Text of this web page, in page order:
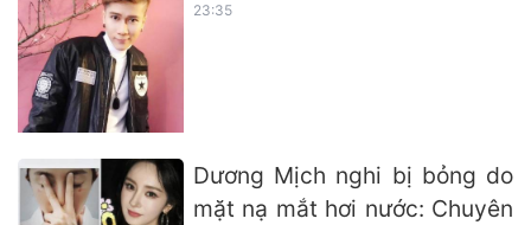
23:35
Dương Mịch nghi bị bỏng do
mặt nạ mắt hơi nước: Chuyên